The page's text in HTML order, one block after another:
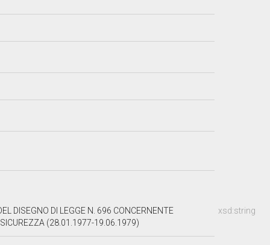
xsd:string
DISEGNO DI LEGGE N. 696 CONCERNENTE
SICUREZZA (28.01.1977-19.06.1979)